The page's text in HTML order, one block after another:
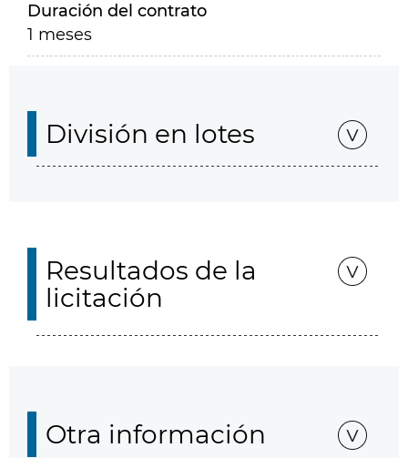
Duración del contrato
1 meses
División en lotes
Resultados de la
licitación
Otra información